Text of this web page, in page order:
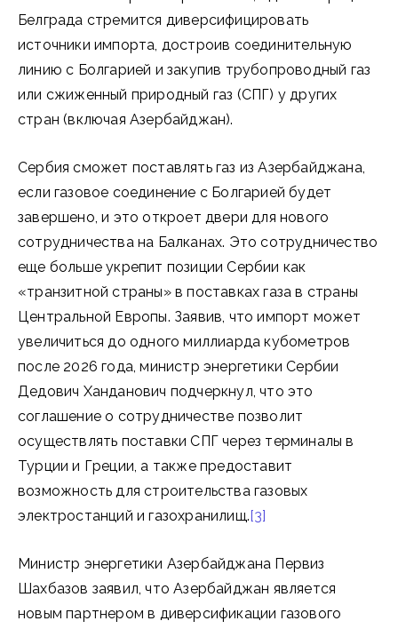
Белграда стремится диверсифицировать
источники импорта, достроив соединительную
линию с Болгарией и закупив трубопроводный газ
или сжиженный природный газ (СПГ) у других
стран (включая Азербайджан).
Сербия сможет поставлять газ из Азербайджана,
если газовое соединение с Болгарией будет
завершено, и это откроет двери для нового
сотрудничества на Балканах. Это сотрудничество
еще больше укрепит позиции Сербии как
«транзитной страны» в поставках газа в страны
Центральной Европы. Заявив, что импорт может
увеличиться до одного миллиарда кубометров
после 2026 года, министр энергетики Сербии
Дедович Ханданович подчеркнул, что это
соглашение о сотрудничестве позволит
осуществлять поставки СПГ через терминалы в
Турции и Греции, а также предоставит
возможность для строительства газовых
электростанций и газохранилищ.[3]
Министр энергетики Азербайджана Первиз
Шахбазов заявил, что Азербайджан является
новым партнером в диверсификации газового